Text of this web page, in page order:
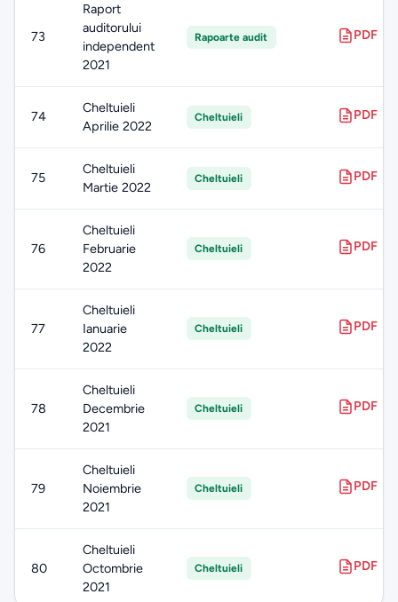
73
Raport
auditorului
independent
2021
Rapoarte audit PDF
74
Cheltuieli
Aprilie 2022
Cheltuieli PDF
75
Cheltuieli
Martie 2022
Cheltuieli PDF
76
Cheltuieli
Februarie
2022
Cheltuieli PDF
77
Cheltuieli
Ianuarie
2022
Cheltuieli PDF
78
Cheltuieli
Decembrie
2021
Cheltuieli PDF
79
Cheltuieli
Noiembrie
2021
Cheltuieli PDF
80
Cheltuieli
Octombrie
2021
Cheltuieli PDF